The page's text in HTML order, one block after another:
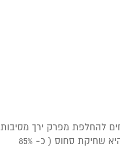
להחלפת מפרק ירך מסיבות
שונות ומגוונות. הסיבה הנפוצה ביותר היא שחיקת סחוס ( כ- 85%